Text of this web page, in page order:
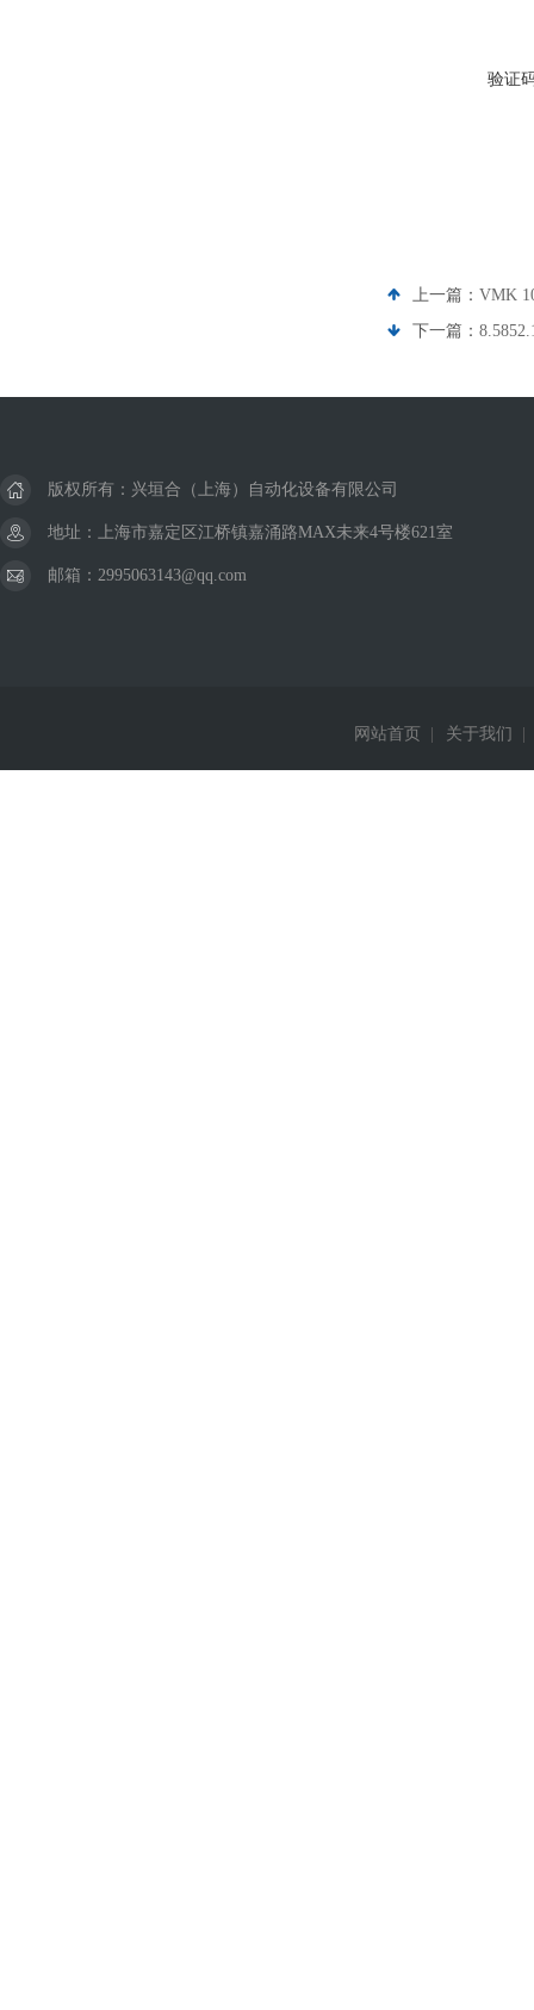
验证
上一篇： VMK
下一篇：
版权所有：兴垣合（上海）自动化设备有限公司
地址：上海市嘉定区江桥镇嘉涌路MAX未来4号楼621室
邮箱：2995063143@qq.com
网站首页 关于我们